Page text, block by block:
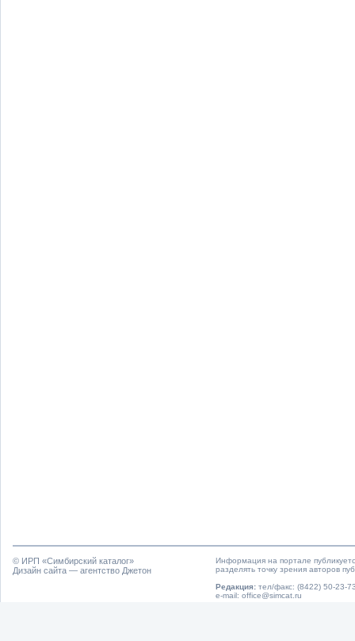
© ИРП «Симбирский каталог»
Дизайн сайта — агентство Джетон
Информация на портале
разделять точку зрения авторов
Редакция: тел/факс: (8422) 50-23-
e-mail: office@simcat.ru